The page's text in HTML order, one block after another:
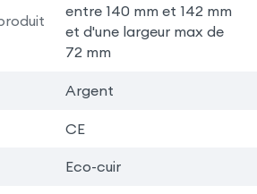
entre 140 mm et 142 mm
et d'une largeur max de
72 mm
Argent
CE
Eco-cuir